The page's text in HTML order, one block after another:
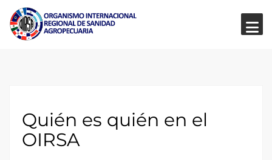
Quién es quién en el
OIRSA